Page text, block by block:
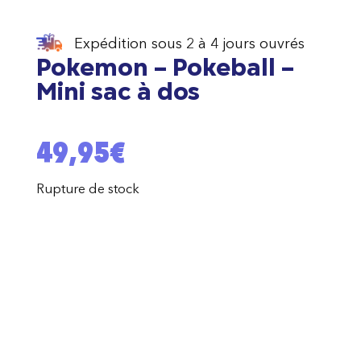
Expédition sous 2 à 4 jours ouvrés
Pokemon – Pokeball –
Mini sac à dos
49,95€
Rupture de stock